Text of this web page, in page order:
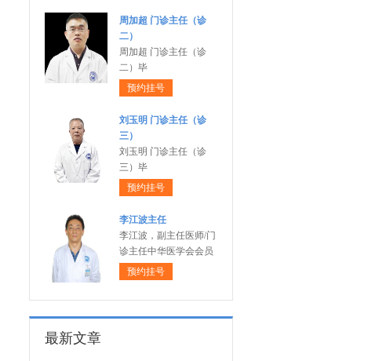
周加超 门诊主任（诊
二）
周加超 门诊主任（诊
二）毕
预约挂号
刘玉明 门诊主任（诊
三）
刘玉明 门诊主任（诊
三）毕
预约挂号
李江波主任
李江波，副主任医师/门
诊主任中华医学会会员
预约挂号
最新文章